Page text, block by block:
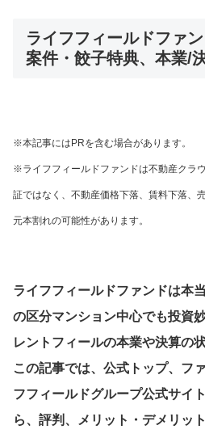
ライフフィールドファ
案件・餃子特典、本業/
※本記事にはPRを含む場合があります。
※ライフフィールドファンドは不動産クラ
証ではなく、不動産価格下落、賃料下落、
元本割れの可能性があります。
ライフフィールドファンドは本
の区分マンション中心でも投資
レントフィールの本業や決算の状
この記事では、公式トップ、フ
フフィールドグループ公式サイ
ら、評判、メリット・デメリッ